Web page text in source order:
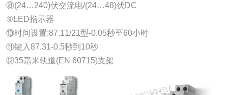
⑧(24…240)伏交流电/(24…48)伏DC
⑨LED指示器
⑩时间设置:87.11/21型-0.05秒至60小时
⑪键入87.31-0.5秒到10秒
⑫35毫米轨道(EN 60715)支架